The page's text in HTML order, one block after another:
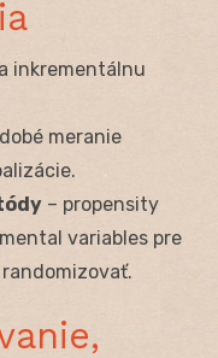
inkrementálnu
meranie
– propensity
variables pre